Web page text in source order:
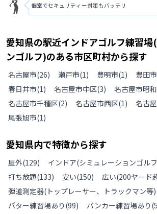
個室でセキュリティー対策もバッチリ
愛知県の駅近インドアゴルフ練習場
ンゴルフ)のある市区町村から探す
名古屋市(26) 瀬戸市(1) 豊明市(1) 豊田市
春日井市(1) 名古屋市中区(3) 名古屋市昭
名古屋市千種区(2) 名古屋市西区(1) 名古
尾張旭市(1)
愛知県内で特徴から探す
屋外(129) インドア(シミュレーションゴル
打ち放題(133) 安い(150) 広い(200ヤード
弾道測定器(トップレーサー、トラックマン等)
パター練習場あり (99) バンカー練習場あり (